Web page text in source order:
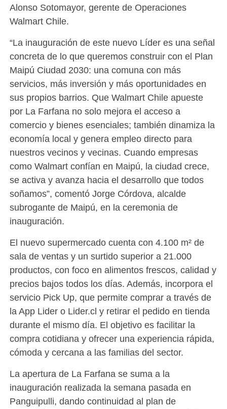
Alonso Sotomayor, gerente de Operaciones
Walmart Chile.
“La inauguración de este nuevo Líder es una señal
concreta de lo que queremos construir con el Plan
Maipú Ciudad 2030: una comuna con más
servicios, más inversión y más oportunidades en
sus propios barrios. Que Walmart Chile apueste
por La Farfana no solo mejora el acceso a
comercio y bienes esenciales; también dinamiza la
economía local y genera empleo directo para
nuestros vecinos y vecinas. Cuando empresas
como Walmart confían en Maipú, la ciudad crece,
se activa y avanza hacia el desarrollo que todos
soñamos”, comentó Jorge Córdova, alcalde
subrogante de Maipú, en la ceremonia de
inauguración.
El nuevo supermercado cuenta con 4.100 m² de
sala de ventas y un surtido superior a 21.000
productos, con foco en alimentos frescos, calidad y
precios bajos todos los días. Además, incorpora el
servicio Pick Up, que permite comprar a través de
la App Lider o Lider.cl y retirar el pedido en tienda
durante el mismo día. El objetivo es facilitar la
compra cotidiana y ofrecer una experiencia rápida,
cómoda y cercana a las familias del sector.
La apertura de La Farfana se suma a la
inauguración realizada la semana pasada en
Panguipulli, dando continuidad al plan de